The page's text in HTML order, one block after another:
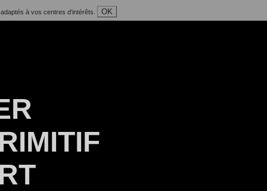
à vos centres d'intérêts. OK